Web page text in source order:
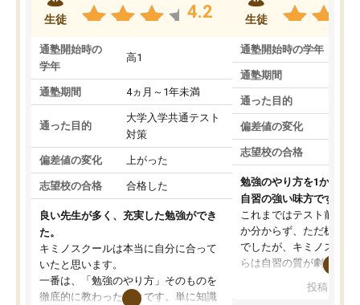
生徒 4.2
通塾開始時の
学年
高1
通塾期間 4ヵ月～1年未満
通った目的
大学入学共通テスト
対策
偏差値の変化 上がった
志望校の合格 合格した
良い先生が多く、充実した勉強ができ
た。
キミノスクールは本当に自分に合って
いたと思います。
一番は、「勉強のやり方」そのものを
徹底的に教わったことです。単に知識
生徒
通塾開始時の学年
通塾期間
通った目的
偏差値の変化
志望校の合格
勉強のやり方を1から教
自習の強い味方です。
これまではテスト前に何
か分からず、ただ机に座
でしたが、キミノスクー
らは自習の質が劇的に変
を明確にしてくれるの
投稿日：